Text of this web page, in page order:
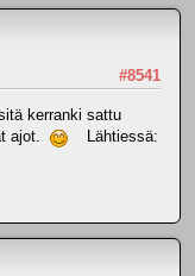
#8541
kerranki sattu
ajot.
Lähtiessä: